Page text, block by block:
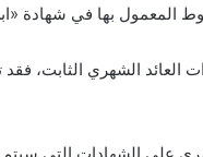
المعمول بها في شهادة